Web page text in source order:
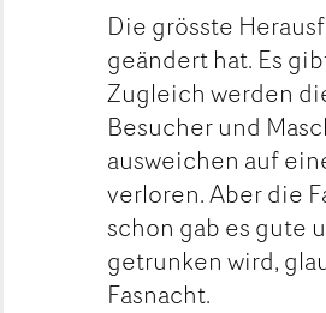
Die grösste
geändert hat. Es
Zugleich werden
Besucher und
ausweichen auf
verloren. Aber die
schon gab es gute
getrunken wird,
Fasnacht.